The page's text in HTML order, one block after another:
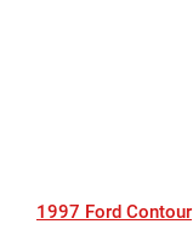
1997 Ford Contour